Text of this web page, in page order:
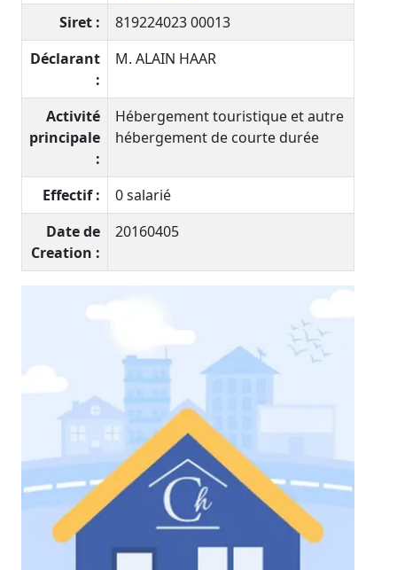
Siret :
819224023 00013
Déclarant
:
M. ALAIN HAAR
Activité
principale
:
Hébergement touristique et autre
hébergement de courte durée
Effectif :
0 salarié
Date de
Creation :
20160405